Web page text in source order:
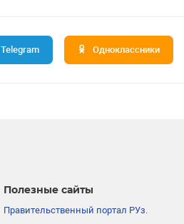
Telegram Одноклассники
Полезные сайты
Правительственный портал РУз.